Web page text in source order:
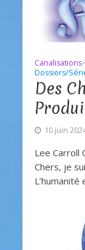
Canalisations•
Dossiers/
Des
10 juin
Lee Carroll
Chers, je